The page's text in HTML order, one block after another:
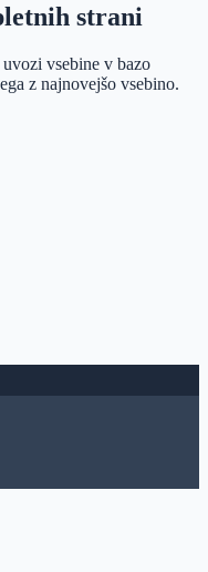
strani
uvozi vsebine v bazo
z najnovejšo vsebino.